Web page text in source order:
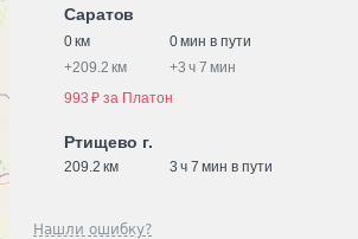
Саратов
0 км
0 мин в пути
+209.2 км +3 ч 7 мин
993 ₽ за Платон
Ртищево г.
209.2 км 3 ч 7 мин в пути
Нашли ошибку?